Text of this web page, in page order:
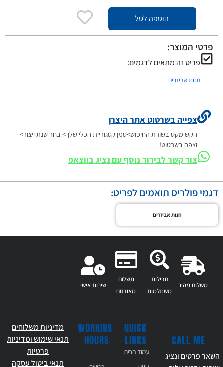
הוספה לסל
פרטי המוצר:
פריט זה מתאים לדגמים:
חנות אביזרים
צפייה בשרטוט אתר היצרן
הקש מקט בשורת החיפוש>סמן קטגוריית הכלי שלך> בחר שנת ייצור>
וצפה בשרטוט!
צור קשר לבירור נוסף עם נציג בווצאפ
דגמי פולריס תואמים לפריט:
חנות אביזרים
משלוח מהיר
חבילות
משתלמות
תשלום
מאובטח
שירות אישי
QUICK
LINKS
עמוד הבית
WORKING
HOURS
CALL ME
השאר פרטים ונציג
מדיניות משלוחים
תנאי שימוש ומדיניות
פרטיות
תנאי ביטול עסקה